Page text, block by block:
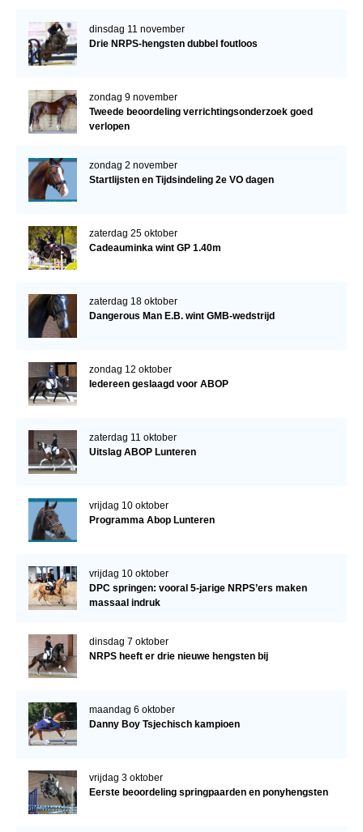
dinsdag 11 november
Drie NRPS-hengsten dubbel foutloos
zondag 9 november
Tweede beoordeling verrichtingsonderzoek goed
verlopen
zondag 2 november
Startlijsten en Tijdsindeling 2e VO dagen
zaterdag 25 oktober
Cadeauminka wint GP 1.40m
zaterdag 18 oktober
Dangerous Man E.B. wint GMB-wedstrijd
zondag 12 oktober
Iedereen geslaagd voor ABOP
zaterdag 11 oktober
Uitslag ABOP Lunteren
vrijdag 10 oktober
Programma Abop Lunteren
vrijdag 10 oktober
DPC springen: vooral 5-jarige NRPS’ers maken
massaal indruk
dinsdag 7 oktober
NRPS heeft er drie nieuwe hengsten bij
maandag 6 oktober
Danny Boy Tsjechisch kampioen
vrijdag 3 oktober
Eerste beoordeling springpaarden en ponyhengsten